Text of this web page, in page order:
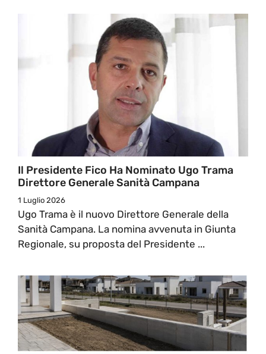
Il Presidente Fico Ha Nominato Ugo Trama
Direttore Generale Sanità Campana
1 Luglio 2026
Ugo Trama è il nuovo Direttore Generale della
Sanità Campana. La nomina avvenuta in Giunta
Regionale, su proposta del Presidente ...